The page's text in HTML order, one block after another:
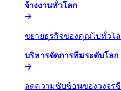
จ้างงานทั่วโลก​​
ขยายธุรกิจของคุณไปทั่วโ
บริหารจัดการทีมระดับโลก​​
ลดความซับซ้อนของวงจร